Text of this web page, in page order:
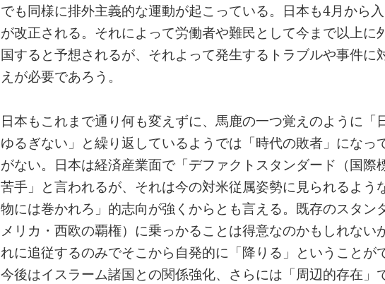
でも同様に排外主義的な運動が起こっている。日本も4月から
が改正される。それによって労働者や難民として今まで以上に
国すると予想されるが、それよって発生するトラブルや事件に
えが必要であろう。
日本もこれまで通り何も変えずに、馬鹿の一つ覚えのように「
ゆるぎない」と繰り返しているようでは「時代の敗者」になっ
がない。日本は経済産業面で「デファクトスタンダード（国際
苦手」と言われるが、それは今の対米従属姿勢に見られるよう
物には巻かれろ」的志向が強くからとも言える。既存のスタン
メリカ・西欧の覇権）に乗っかることは得意なのかもしれない
れに追従するのみでそこから自発的に「降りる」ということが
今後はイスラーム諸国との関係強化、さらには「周辺的存在」